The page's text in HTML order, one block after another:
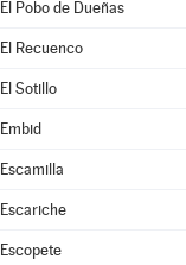
El Pobo de Dueñas
El Recuenco
El Sotillo
Embid
Escamilla
Escariche
Escopete